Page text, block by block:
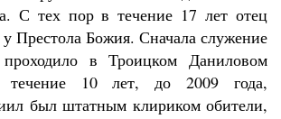
С тех пор в течение 17 лет отец
Престола Божия. Сначала служение
в Троицком Даниловом
течение 10 лет, до 2009 года,
был штатным клириком обители,